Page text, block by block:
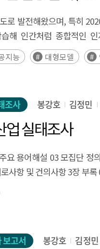
industry, and improve
in Korea in the
corporate culture, and
and development is
of AI has
as the performance
efforts for
is showing a
로 발전해왔으며, 특히
해 인간처럼 종합적인 인
된 과업(task)에 한하여
거대 AI 모델 현황을 분석
지능 대형모델
조사 봉강호 김정민
실태조사
요 용어해설 03 모집단
사항 및 건의사항 3장 부
고서 봉강호 김정민